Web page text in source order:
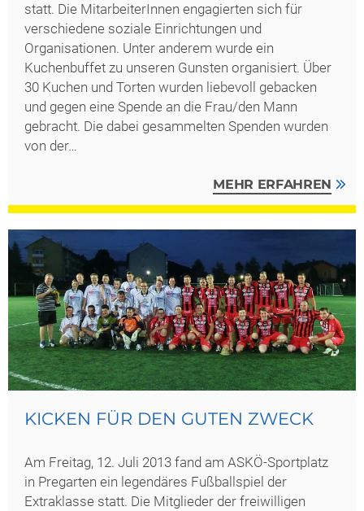
statt. Die MitarbeiterInnen engagierten sich für
verschiedene soziale Einrichtungen und
Organisationen. Unter anderem wurde ein
Kuchenbuffet zu unseren Gunsten organisiert. Über
30 Kuchen und Torten wurden liebevoll gebacken
und gegen eine Spende an die Frau/den Mann
gebracht. Die dabei gesammelten Spenden wurden
von der…
MEHR ERFAHREN
KICKEN FÜR DEN GUTEN ZWECK
Am Freitag, 12. Juli 2013 fand am ASKÖ-Sportplatz
in Pregarten ein legendäres Fußballspiel der
Extraklasse statt. Die Mitglieder der freiwilligen